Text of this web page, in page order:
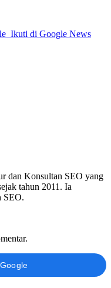
Ikuti di Google News
dan Konsultan SEO yang
tahun 2011. Ia
SEO.